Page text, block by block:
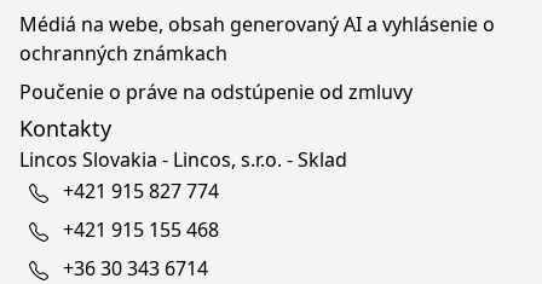
Médiá na webe, obsah generovaný AI a vyhlásenie o
ochranných známkach
Poučenie o práve na odstúpenie od zmluvy
Kontakty
Lincos Slovakia - Lincos, s.r.o. - Sklad
+421 915 827 774
+421 915 155 468
+36 30 343 6714